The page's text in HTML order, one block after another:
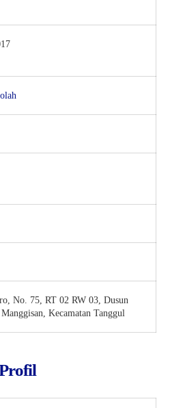
No. 75, RT 02 RW 03, Dusun
Kecamatan Tanggul